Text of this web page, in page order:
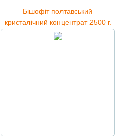
Бішофіт полтавський
кристалічний концентрат 2500 г.
та гель 75 мл для суглобів Bishofit